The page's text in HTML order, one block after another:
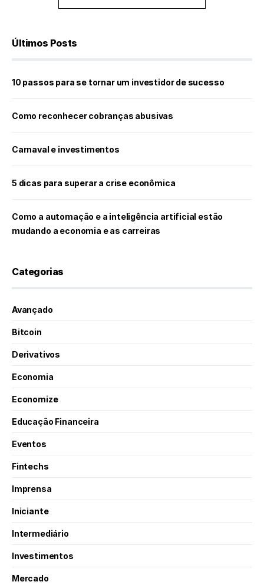
Últimos Posts
10 passos para se tornar um investidor de sucesso
Como reconhecer cobranças abusivas
Carnaval e investimentos
5 dicas para superar a crise econômica
Como a automação e a inteligência artificial estão
mudando a economia e as carreiras
Categorias
Avançado
Bitcoin
Derivativos
Economia
Economize
Educação Financeira
Eventos
Fintechs
Imprensa
Iniciante
Intermediário
Investimentos
Mercado